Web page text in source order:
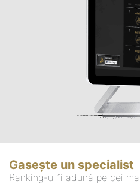
Gasește un specialist
Ranking-ul îi adună pe cei